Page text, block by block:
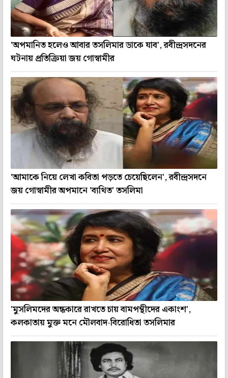
'অপমানিত হলেও আবার তসলিমার ডাকে যাব', রবীন্দ্রসদনের
ঘটনায় প্রতিক্রিয়া জয় গোস্বামীর
'আমাকে নিয়ে লেখা কবিতা পড়তে চেয়েছিলেন', রবীন্দ্রসদনে
জয় গোস্বামীর অপমানে 'ব্যথিত' তসলিমা
'মুসলিমদের অন্ধকারে রাখতে চায় বামপন্থীদের একাংশ',
কলকাতায় মুক্ত মনে মৌলবাদ-বিরোধিতা তসলিমার